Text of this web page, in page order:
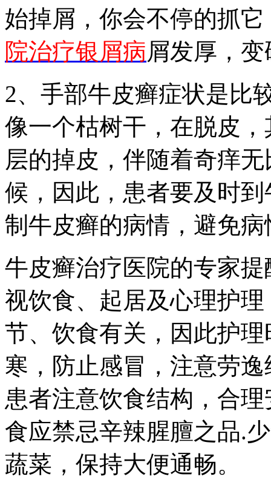
始掉屑，你会不停的抓
院治疗银屑病屑发厚，变
2、手部牛皮癣症状是比
像一个枯树干，在脱皮
层的掉皮，伴随着奇痒
候，因此，患者要及时
制牛皮癣的病情，避免
牛皮癣治疗医院的专家
视饮食、起居及心理护
节、饮食有关，因此护
寒，防止感冒，注意劳
患者注意饮食结构，合
食应禁忌辛辣腥膻之品.
蔬菜，保持大便通畅。